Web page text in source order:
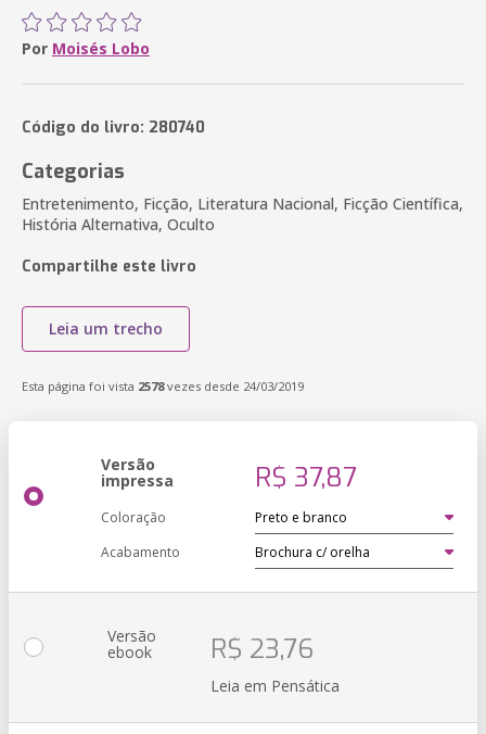
Por Moisés Lobo
Código do livro: 280740
Categorias
Entretenimento, Ficção, Literatura Nacional, Ficção Científica,
História Alternativa, Oculto
Compartilhe este livro
Leia um trecho
Esta página foi vista 2578vezes desde 24/03/2019
Versão
impressa R$ 37,87
Coloração
Acabamento
Versão
ebook R$ 23,76
Leia em Pensática